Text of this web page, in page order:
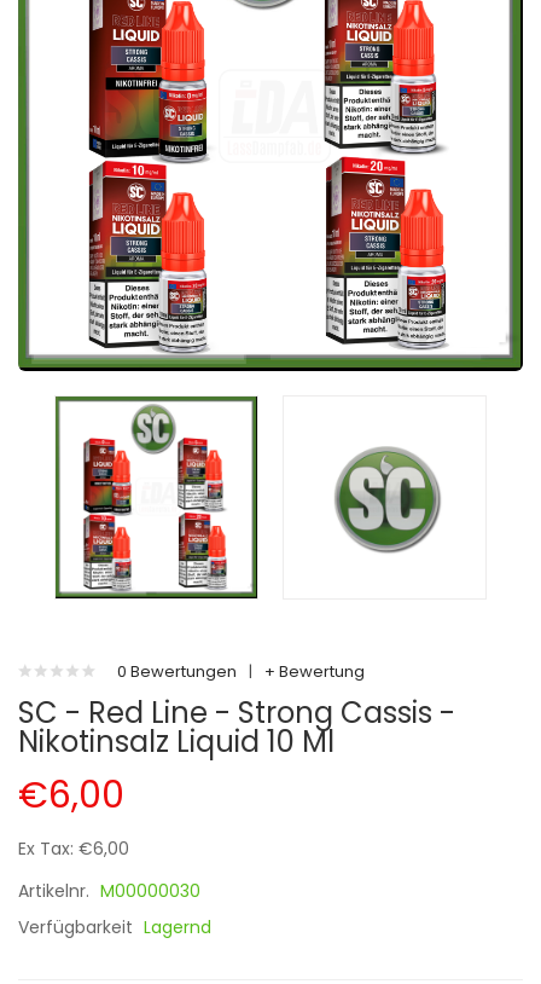
0 Bewertungen | + Bewertung
SC - Red Line - Strong Cassis -
Nikotinsalz Liquid 10 Ml
€6,00
Ex Tax: €6,00
Artikelnr. M00000030
Verfügbarkeit Lagernd